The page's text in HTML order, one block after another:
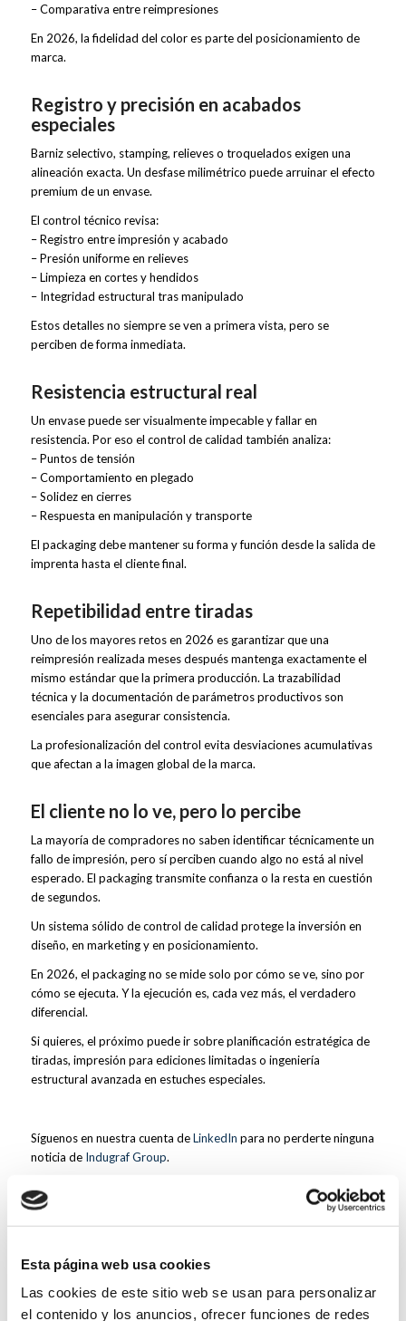
Esta página web usa cookies
Las cookies de este sitio web se usan para personalizar
el contenido y los anuncios, ofrecer funciones de redes
– Comparativa entre reimpresiones
En 2026, la fidelidad del color es parte del posicionamiento de
marca.
Registro y precisión en acabados
especiales
Barniz selectivo, stamping, relieves o troquelados exigen una
alineación exacta. Un desfase milimétrico puede arruinar el efecto
premium de un envase.
El control técnico revisa:
– Registro entre impresión y acabado
– Presión uniforme en relieves
– Limpieza en cortes y hendidos
– Integridad estructural tras manipulado
Estos detalles no siempre se ven a primera vista, pero se
perciben de forma inmediata.
Resistencia estructural real
Un envase puede ser visualmente impecable y fallar en
resistencia. Por eso el control de calidad también analiza:
– Puntos de tensión
– Comportamiento en plegado
– Solidez en cierres
– Respuesta en manipulación y transporte
El packaging debe mantener su forma y función desde la salida de
imprenta hasta el cliente final.
Repetibilidad entre tiradas
Uno de los mayores retos en 2026 es garantizar que una
reimpresión realizada meses después mantenga exactamente el
mismo estándar que la primera producción. La trazabilidad
técnica y la documentación de parámetros productivos son
esenciales para asegurar consistencia.
La profesionalización del control evita desviaciones acumulativas
que afectan a la imagen global de la marca.
El cliente no lo ve, pero lo percibe
La mayoría de compradores no saben identificar técnicamente un
fallo de impresión, pero sí perciben cuando algo no está al nivel
esperado. El packaging transmite confianza o la resta en cuestión
de segundos.
Un sistema sólido de control de calidad protege la inversión en
diseño, en marketing y en posicionamiento.
En 2026, el packaging no se mide solo por cómo se ve, sino por
cómo se ejecuta. Y la ejecución es, cada vez más, el verdadero
diferencial.
Si quieres, el próximo puede ir sobre planificación estratégica de
tiradas, impresión para ediciones limitadas o ingeniería
estructural avanzada en estuches especiales.
Síguenos en nuestra cuenta deLinkedIn para no perderte ninguna
noticia de Indugraf Group.